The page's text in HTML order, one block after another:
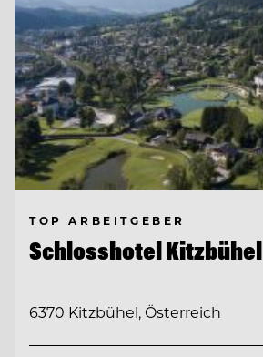
TOP ARBEITGEBER
Schlosshotel Kitzbühel
6370 Kitzbühel, Österreich